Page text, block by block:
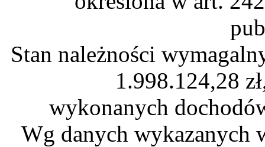
Stan należności
1.998.124,28
wykonanych
Wg danych wykazanych